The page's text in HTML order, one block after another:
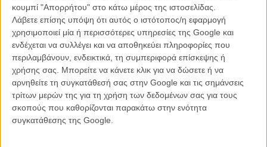
κουμπί "Απορρήτου" στο κάτω μέρος της ιστοσελίδας.
Λάβετε επίσης υπόψη ότι αυτός ο ιστότοπος/η εφαρμογή
χρησιμοποιεί μία ή περισσότερες υπηρεσίες της Google και
ενδέχεται να συλλέγει και να αποθηκεύει πληροφορίες που
περιλαμβάνουν, ενδεικτικά, τη συμπεριφορά επίσκεψης ή
χρήσης σας. Μπορείτε να κάνετε κλικ για να δώσετε ή να
αρνηθείτε τη συγκατάθεσή σας στην Google και τις σημάνσεις
τρίτων μερών της για τη χρήση των δεδομένων σας για τους
σκοπούς που καθορίζονται παρακάτω στην ενότητα
συγκατάθεσης της Google.
ΦΕΣΤΙΒΑΛ / ΒΡΑΒΕΙΑ
Θεσσαλονίκη 2016: Βραβεία της Αγοράς με έντονο
ελληνικό χρώμα
Η Αγορά του Φεστιβάλ Κινηματογράφου Θεσσαλονίκης, απένειμε τα βραβεία
της την Παρασκευή 11 Νοεμβρίου 2016 στην Αποθήκη Γ΄, στο πλαίσιο του
57ου Φεστιβάλ Κινηματογράφου Θεσσαλονίκης.
Μανώλης Κρανάκης